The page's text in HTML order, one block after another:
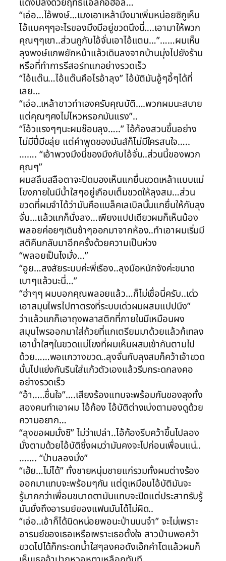
“เอ่อ…ไอ้พงษ์…เมงเอาเหล้ามึงมาเพิ่มหน่อยซิกูเห็น
ไอ้แบคๆๆอะไรของมึงมีอยู่ขวดนึงนี่….เอามาให้พวก
คุณๆๆเขา..ส่วนกูกับไอ้จั่นเอาไอ้แตน…”……ผมเห็น
ลุงพงษ์แกพยักหน้าแล้วเดินลงจากบ้านมุ่งไปยังร้าน
หรือที่ทำการรีสอร์ทแกอย่างรวดเร็ว
“ไอ้แต๊น…ไอ้แต๊นคือไรอ้าลุง” ไอ้บัติมันอู้ๆอี้ๆได้ที่
เลย…
“เอ่อ..เหล้าขาวทำเองครับคุณบัติ….พวกผมนะสบาย
แต่คุณๆคงไม่ไหวหรอกมันแรง”..
“โอ้วแรงๆๆนะผมช๊อบลุง…..” ไอ้ก้องสวนขึ้นอย่าง
ไม่มีปี่มีขลุ่ย แต่คำพูดของมันส์ก็ไม่มีใครสนใจ…..
……. “เอ้าพวงมึงนี่ของมึงกับไอ้จั่น..ส่วนนี้ของพวก
คุณๆ”
ผมสลึมสลือตาจะปิดมองเห็นแกยื่นขวดเหล้าแบบแม่
โขงภายในมีน้ำใสๆอยู่เกือบเต็มขวดให้ลุงสม…ส่วน
ขวดที่ผมจำได้ว่ามันคือแบล็คเลเบิลนั้นแกยื่นให้กับลุง
จั่น…แล้วแกก็นั่งลง…เพียงแปปเดียวผมก็เห็นน้อง
พลอยค่อยๆเดินช้าๆออกมาจากห้อง..ทำเอาผมเริ่มมี
สติคืนกลับมาอีกครั้งด้วยความเป็นห่วง
“พลอยเป็นไงมั่ง…”
“อูย…สงสัยระบบค่ะพี่เรือง..ลุงมือหนักจังค่ะขนาด
เบาๆแล้วนะนี่…”
“ฮ่าๆๆ ผมบอกคุณพลอยแล้ว…ก็ไม่เชื่อนี่ครับ..เด่ว
เอาสมุนไพรไปทาตรงที่ระบบเด่วผมผสมแปปนึง”
ว่าแล้วแกก็เอาถุงพลาสติกที่ภายในมีเหมือนผง
สมุนไพรออกมาใส่ถ้วยที่แกเตรียมมาด้วยแล้วก้เทลง
เอาน้ำใสๆในขวดแม่โขงที่ผมเห็นผสมเข้ากันตามไป
ด้วย……พอแกวางขวด..ลุงจั่นกับลุงสมก็คว้าเจ้าขวด
นั้นไปแย่งกันรินใส่แก้วตัวเองแล้วรีบกระดกลงคอ
อย่างรวดเร็ว
“อ้า…..ชื่นใจ”….เสียงร้องแทบจะพร้อมกันของลุงทั้ง
สองคนทำเอาผม ไอ้ก้อง ไอ้บัติต่างเบ่งตามองดูด้วย
ความอยาก…
“ลุงขอผมมั่งซิ” ไม่ว่าเปล่า..ไอ้ก้องรีบคว้าขึ้นไปลอง
มั่งตามด้วยไอ้บัติซึ่งผมว่ามันคงจะไปก่อนเพื่อนแน่..
……. “ป่านลองมั่ง”
“เฮ้ย…ไม่ได้” ทั้งชายหนุ่มชายแก่รวมทั้งผมต่างร้อง
ออกมาแทบจะพร้อมๆกัน แต่ดูเหมือนไอ้บัติมันจะ
รู้มากกว่าเพื่อนขนาดตามันแทบจะปิดแต่ประสาทรับรู้
มันยั่งถึงอารมย์ของแฟนมันได้ไม่ผิด..
“เอ่อ..เอ้าก็ได้นิดหน่อยพอนะป่านนนจ๋า” จะไม่เพราะ
อารมย์ของเธอเหรือเพราะเธอตั้งใจ สาวป่านพอคว้า
ขวดไปได้ก็กระดกน้ำใสๆลงคอดังเอ๊กคำโตแล้วผมก็